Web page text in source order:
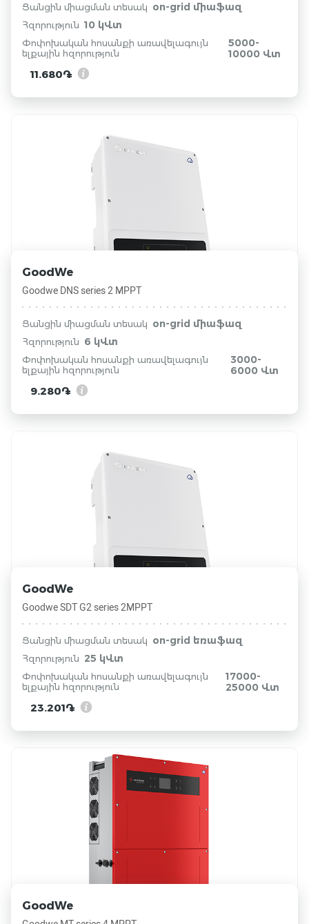
Ցանցին միացման տեսակ on-grid միաֆազ
Հզորություն 10 կՎտ
Փոփոխական հոսանքի առավելագույն
ելքային հզորություն
5000-
10000 Վտ
11.680֏
GoodWe
Goodwe DNS series 2 MPPT
Ցանցին միացման տեսակ on-grid միաֆազ
Հզորություն 6 կՎտ
Փոփոխական հոսանքի առավելագույն
ելքային հզորություն
3000-
6000 Վտ
9.280֏
GoodWe
Goodwe SDT G2 series 2MPPT
Ցանցին միացման տեսակ on-grid եռաֆազ
Հզորություն 25 կՎտ
Փոփոխական հոսանքի առավելագույն
ելքային հզորություն
17000-
25000 Վտ
23.201֏
GoodWe